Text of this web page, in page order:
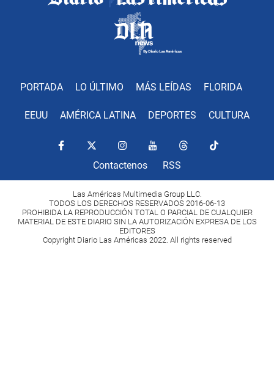
PORTADA LO ÚLTIMO MÁS LEÍDAS FLORIDA
EEUU AMÉRICA LATINA DEPORTES CULTURA
Contactenos RSS
Las Américas Multimedia Group LLC.
TODOS LOS DERECHOS RESERVADOS 2016-06-13
PROHIBIDA LA REPRODUCCIÓN TOTAL O PARCIAL DE CUALQUIER
MATERIAL DE ESTE DIARIO SIN LA AUTORIZACIÓN EXPRESA DE LOS
EDITORES
Copyright Diario Las Américas 2022. All rights reserved